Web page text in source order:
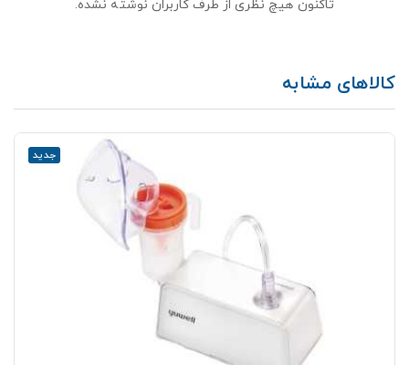
تاکنون هیچ نظری از طرف کاربران نوشته نشده.
کالاهای مشابه
جدید